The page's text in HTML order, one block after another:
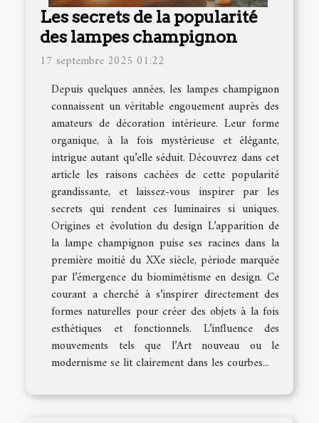
Les secrets de la popularité
des lampes champignon
17 septembre 2025 01:22
Depuis quelques années, les lampes champignon
connaissent un véritable engouement auprès des
amateurs de décoration intérieure. Leur forme
organique, à la fois mystérieuse et élégante,
intrigue autant qu’elle séduit. Découvrez dans cet
article les raisons cachées de cette popularité
grandissante, et laissez-vous inspirer par les
secrets qui rendent ces luminaires si uniques.
Origines et évolution du design L’apparition de
la lampe champignon puise ses racines dans la
première moitié du XXe siècle, période marquée
par l’émergence du biomimétisme en design. Ce
courant a cherché à s’inspirer directement des
formes naturelles pour créer des objets à la fois
esthétiques et fonctionnels. L’influence des
mouvements tels que l’Art nouveau ou le
modernisme se lit clairement dans les courbes...